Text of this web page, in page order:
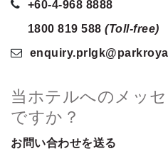
+60-4-968 8888
1800 819 588 (Toll-free)
enquiry.prlgk
当ホテルへのメッ
ですか？
お問い合わせを送る